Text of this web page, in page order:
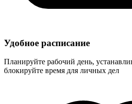
Удобное расписание
Планируйте рабочий день,
блокируйте время для личных дел